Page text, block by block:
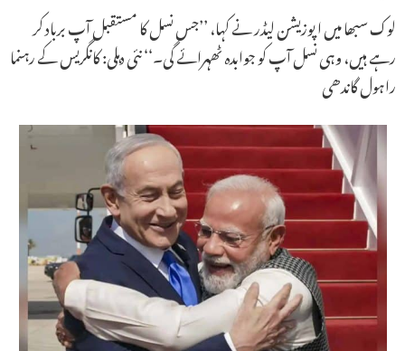
لوک سبھا میں اپوزیشن لیڈر نے کہا، ’’جس نسل کا مستقبل آپ برباد کر
رہے ہیں، وہی نسل آپ کو جوابدہ ٹھہرائے گی۔‘‘ نئی دہلی: کانگریس کے رہنما
راہول گاندھی